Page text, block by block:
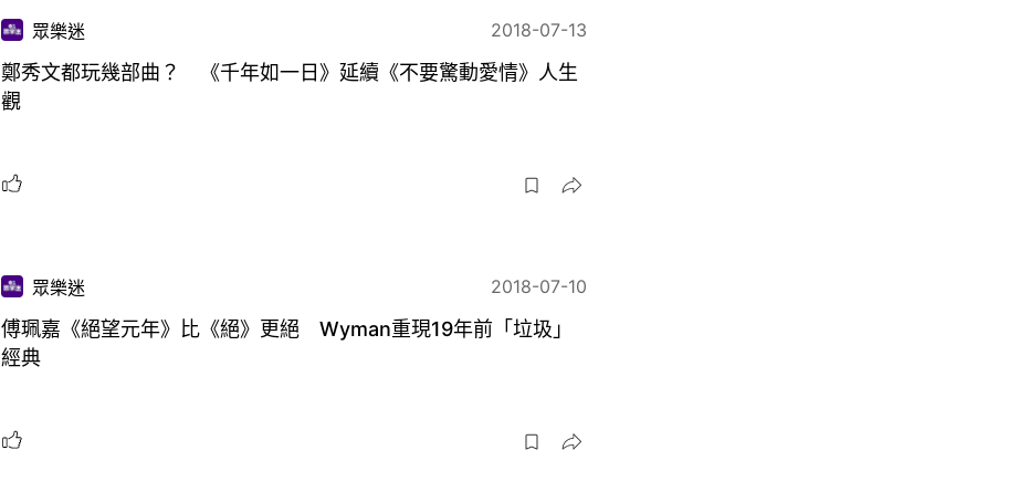
眾樂迷 2018-07-13
鄭秀文都玩幾部曲？ 《千年如一日》延續《不要驚動愛情》人生
觀
眾樂迷 2018-07-10
傅珮嘉《絕望元年》比《絕》更絕 Wyman重現19年前「垃圾」
經典